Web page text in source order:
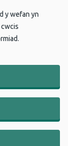
y wefan yn
cwcis